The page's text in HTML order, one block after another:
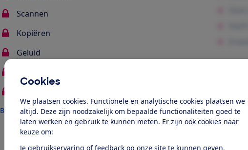
Cookies
We plaatsen cookies. Functionele en analytische cookies plaatsen we
altijd. Deze zijn noodzakelijk om bepaalde functionaliteiten goed te
laten werken en gebruik te kunnen meten. Er zijn ook cookies naar
keuze om:
Je gebruikservaring of feedback op onze site te kunnen geven.
Scannen
Kopiëren
Geluid
Bekijk alles
Ook toegang tot deze test?